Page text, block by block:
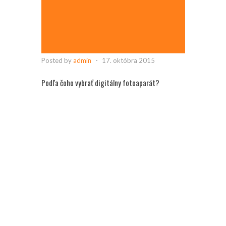
Posted byadmin - 17. októbra 2015
Podľa čoho vybrať digitálny fotoaparát?